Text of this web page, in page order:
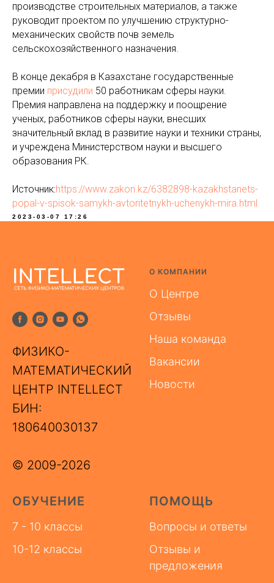
производстве строительных материалов, а также
руководит проектом по улучшению структурно-
механических свойств почв земель
сельскохозяйственного назначения.
В конце декабря в Казахстане государственные
премии присудили 50 работникам сферы науки.
Премия направлена на поддержку и поощрение
ученых, работников сферы науки, внесших
значительный вклад в развитие науки и техники страны,
и учреждена Министерством науки и высшего
образования РК.
Источник:https://www.zakon.kz/6382898-kazakhstanets-
popal-v-spisok-samykh-avtoritetnykh-uchenykh-mira.html
2023-03-07 17:26
ФИЗИКО-
МАТЕМАТИЧЕСКИЙ
ЦЕНТР INTELLECT
БИН:
180640030137
© 2009-2026
О КОМПАНИИ
О Центре
Отзывы
Наша команда
Вакансии
Новости
ОБУЧЕНИЕ
7 - 10 классы
10-12 классы
ПОМОЩЬ
Вопросы и ответы
Отзывы и
предложения